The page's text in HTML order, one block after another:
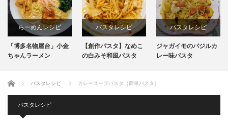
らーめんレシピ
インスタント
「博多名物屋台」小金
ちゃんラーメン
パスタレシピ
【創作パスタ】なめこ
の白みそ和風パスタ
パスタレシピ
ジャガイモのバジルカ
レー味パスタ
ホーム パスタレシピ カレースープパスタ（簡単パスタ）
パスタレシピ